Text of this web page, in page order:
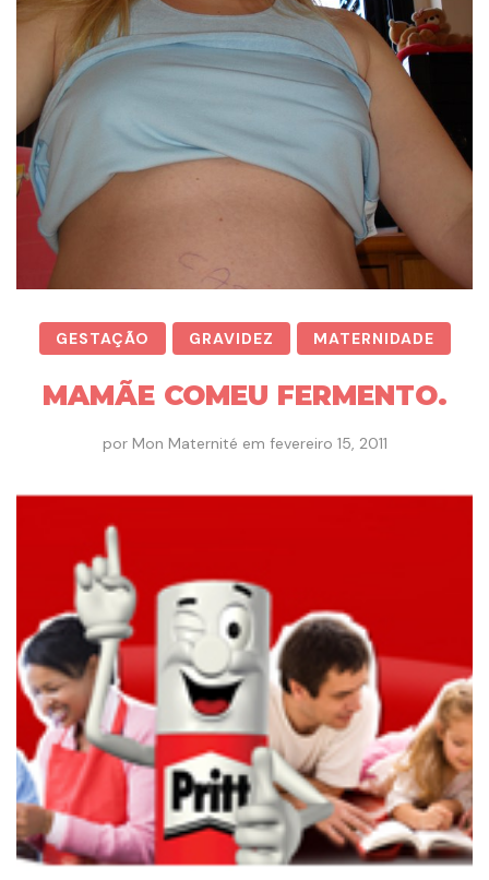
GESTAÇÃO GRAVIDEZ MATERNIDADE
MAMÃE COMEU FERMENTO.
por Mon Maternité em fevereiro 15, 2011